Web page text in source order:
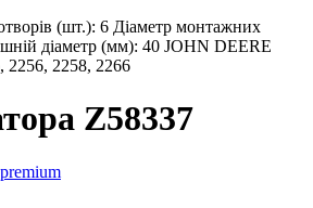
(шт.): 6 Діаметр монтажних
діаметр (мм): 40 JOHN DEERE
2256, 2258, 2266
Z58337